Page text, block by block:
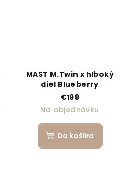
MAST M.Twin x hlboký
diel Blueberry
€199
Na objednávku
Do košíka